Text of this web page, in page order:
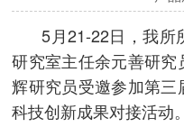
5月21-22日，我所
研究室主任余元善研
辉研究员受邀参加第
科技创新成果对接活动。